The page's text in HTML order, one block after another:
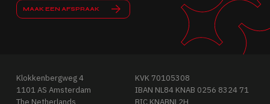
MAAK EEN AFSPRAAK
Klokkenbergweg 4
1101 AS Amsterdam
KVK 70105308
IBAN NL84 KNAB 0256 8324 71